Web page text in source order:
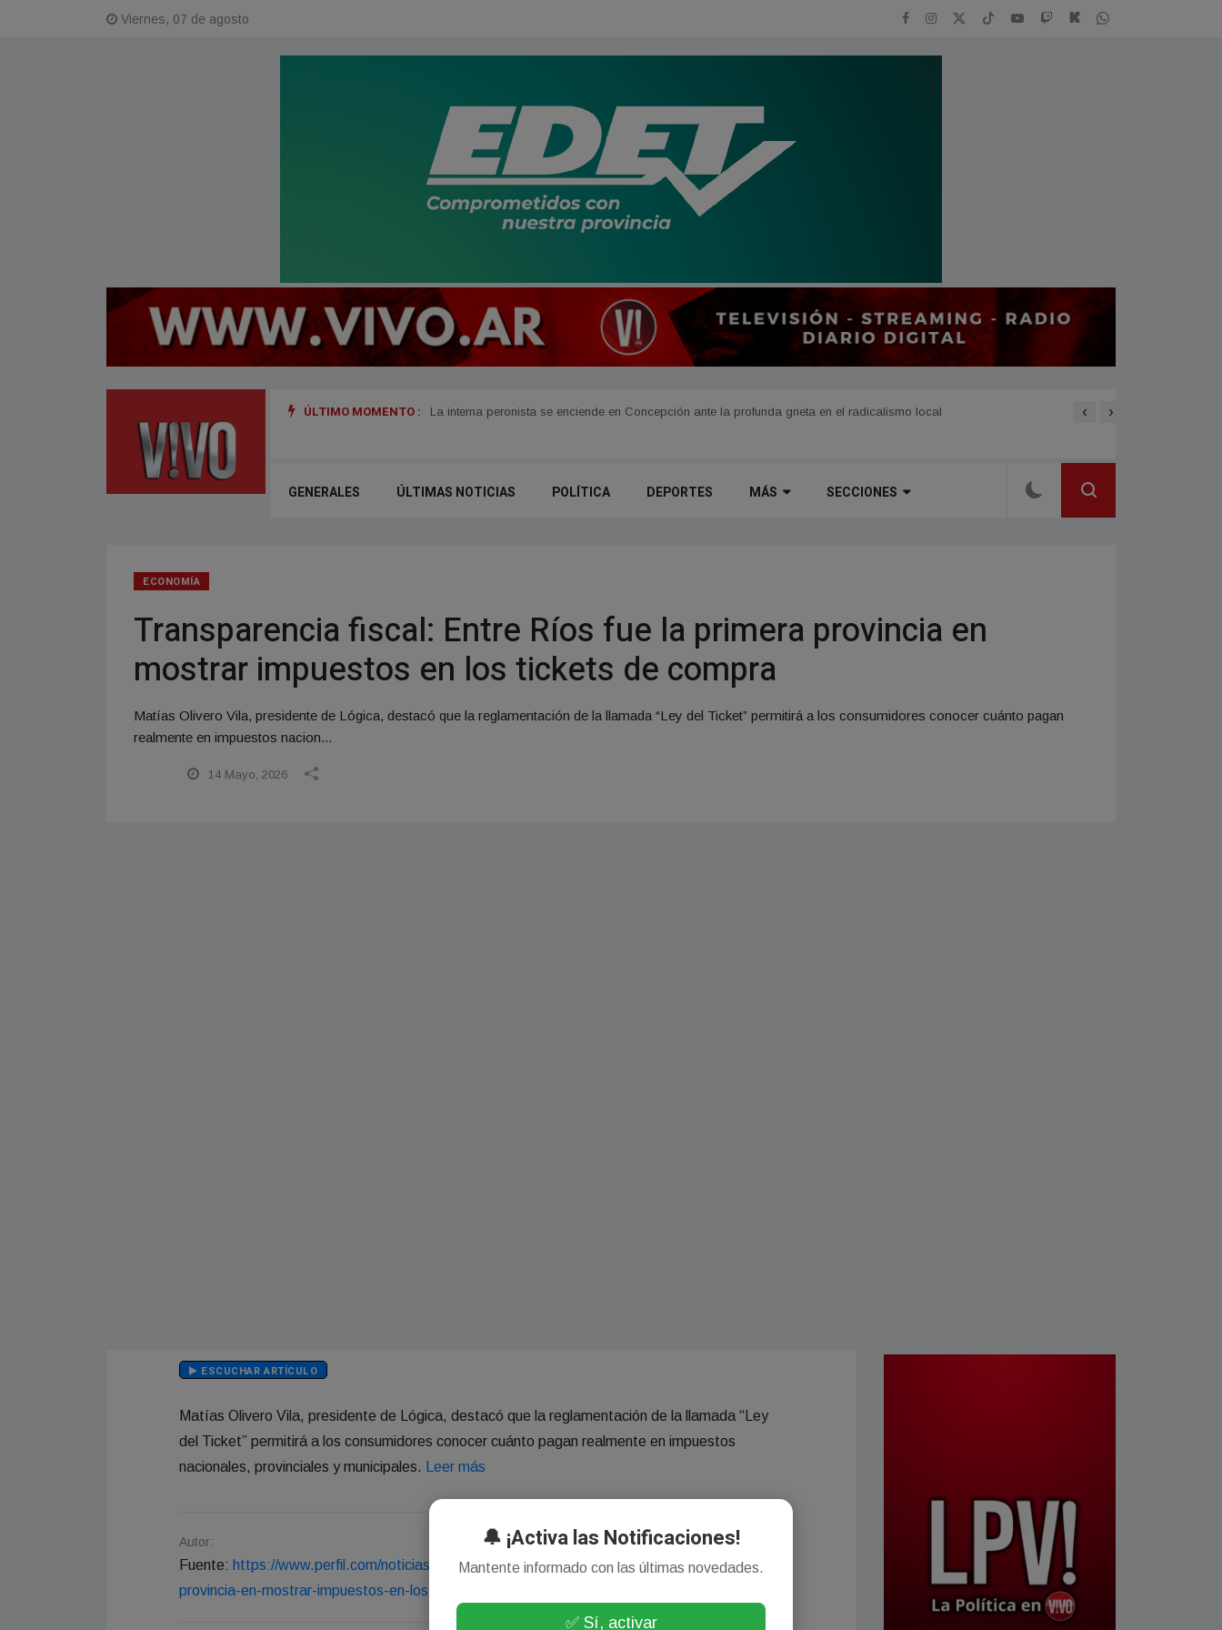
Viernes, 07 de agosto
ÚLTIMO MOMENTO :
y multitudinaria final del Enduro del NOA con un fuerte impacto La interna peronista se enciende en Concepción ante la profunda grieta en el radicalismo local Alberdi se consolida
‹ ›
GENERALES ÚLTIMAS NOTICIAS POLÍTICA DEPORTES MÁS SECCIONES
ECONOMÍA
Transparencia fiscal: Entre Ríos fue la primera provincia en
mostrar impuestos en los tickets de compra
Matías Olivero Vila, presidente de Lógica, destacó que la reglamentación de la llamada “Ley del Ticket” permitirá a los consumidores conocer cuánto pagan
realmente en impuestos nacion...
14 Mayo, 2026
ESCUCHAR ARTÍCULO
Matías Olivero Vila, presidente de Lógica, destacó que la reglamentación de la llamada “Ley
del Ticket” permitirá a los consumidores conocer cuánto pagan realmente en impuestos
nacionales, provinciales y municipales.
Leer más
Autor:
Fuente: https://www.perfil.com/noticias/canal-e/transparencia-fiscal-entre-rios-fue-la-primera-
provincia-en-mostrar-impuestos-en-los-tickets-de-compra.phtml
🔔 ¡Activa las Notificaciones!
Mantente informado con las últimas novedades.
✅ Sí, activar